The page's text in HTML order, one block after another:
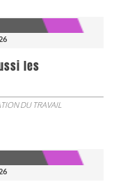
les
DU TRAVAIL